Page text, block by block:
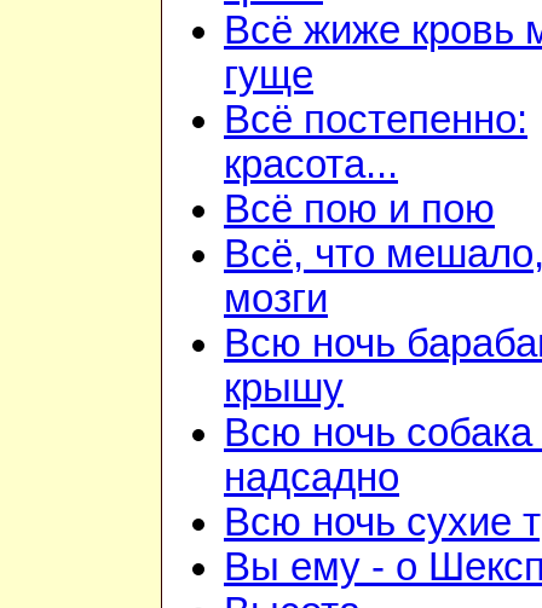
Всё жиже кровь
гуще
Всё постепенно:
красота...
Всё пою и пою
Всё, что
мозги
Всю ночь
крышу
Всю ночь
надсадно
Всю ночь сухие
Вы ему - о